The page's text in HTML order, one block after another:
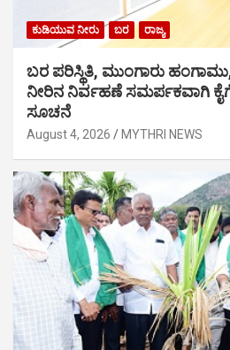
ಕುಡಿಯುವ ನೀರು ಬರ ರಾಜ್ಯ
ಬರ ಪರಿಸ್ಥಿತಿ, ಮುಂಗಾರು
ನೀರಿನ ನಿರ್ವಹಣೆ ಸಮರ್ಪಕವಾಗಿ
ಸೂಚನೆ
August 4, 2026 MYTHRI NEWS